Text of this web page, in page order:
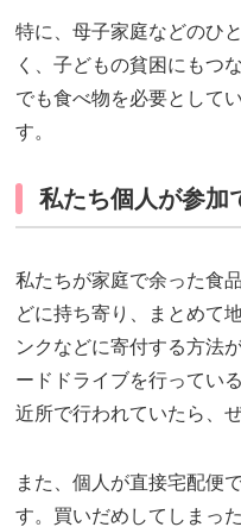
特に、母子家庭などのひ
く、子どもの貧困にもつ
でも食べ物を必要として
す。
私たち個人が参加
私たちが家庭で余った食
どに持ち寄り、まとめて
ンクなどに寄付する方法
ードドライブを行ってい
近所で行われていたら、
また、個人が直接宅配便
す。買いだめしてしまっ